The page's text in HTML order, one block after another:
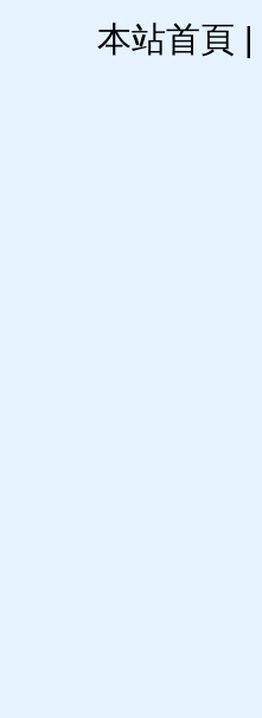
本站首頁 |